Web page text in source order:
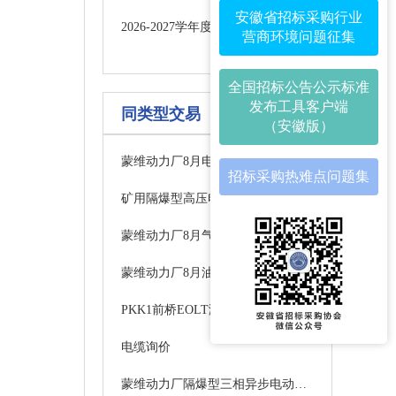
安徽省招标采购行业
营商环境问题征集
全国招标公告公示标准
发布工具客户端
（安徽版）
招标采购热难点问题集
2026-2027学年度青阳县第三中学食堂食材配送服务项目更正公告
同类型交易
蒙维动力厂8月电仪采购公告(内蒙古蒙维科技有限公司)
矿用隔爆型高压电缆连接器成交公示
蒙维动力厂8月气动阀采购公告(内蒙古蒙维科技有限公司)
蒙维动力厂8月油脂采购公告(内蒙古蒙维科技有限公司)
PKK1前桥EOLT测试设备项目中标候选人公示
电缆询价
蒙维动力厂隔爆型三相异步电动机 三相异步电动机采购公告(内蒙古蒙维科技有限公司)